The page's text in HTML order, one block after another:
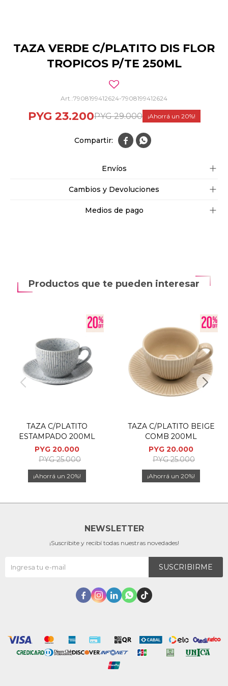
TAZA VERDE C/PLATITO DIS FLOR
TROPICOS P/TE 250ML
7908199412624-7908199412624
PYG 23.200PYG 29.000 20
 
Envíos
Cambios y Devoluciones
Medios de pago
Productos que te pueden interesar
TAZA C/PLATITO
ESTAMPADO 200ML
PYG 20.000
PYG 25.000
20
TAZA C/PLATITO BEIGE
COMB 200ML
PYG 20.000
PYG 25.000
20
NEWSLETTER
¡Suscribite y recibí todas nuestras novedades!
SUSCRIBIRME
    